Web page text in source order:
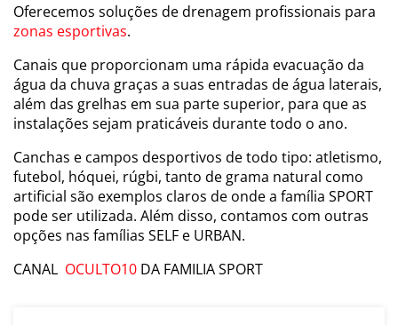
Oferecemos soluções de drenagem profissionais para
zonas esportivas.
Canais que proporcionam uma rápida evacuação da
água da chuva graças a suas entradas de água laterais,
além das grelhas em sua parte superior, para que as
instalações sejam praticáveis durante todo o ano.
Canchas e campos desportivos de todo tipo: atletismo,
futebol, hóquei, rúgbi, tanto de grama natural como
artificial são exemplos claros de onde a família SPORT
pode ser utilizada. Além disso, contamos com outras
opções nas famílias SELF e URBAN.
CANAL OCULTO10 DA FAMILIA SPORT